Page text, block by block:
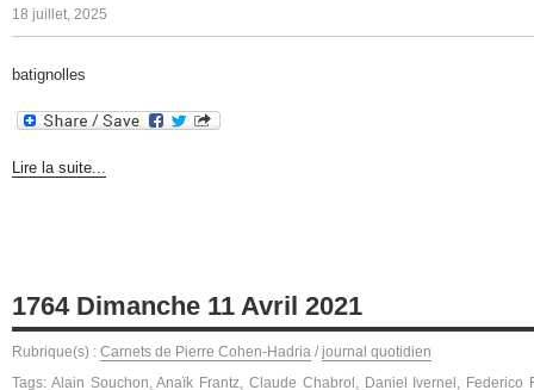
18 juillet, 2025
batignolles
Lire la suite...
1764 Dimanche 11 Avril 2021
Rubrique(s) : Carnets de Pierre Cohen-Hadria / journal quotidien
Tags: Alain Souchon ,Anaïk Frantz Claude Chabrol Daniel Ivernel
Federico